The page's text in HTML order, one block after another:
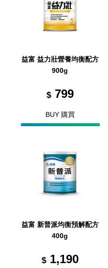
益富 益力壯營養均衡配方
900g
$799
BUY 購買
益富 新普派均衡預解配方
400g
$1,190